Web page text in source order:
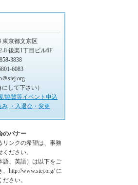
東京都文京区
8 後楽1丁目ビル6F
3838
6083
＠siej.org
にして下さい）
/協賛等イベント申込
み ・入退会・変更
のバナー
リンクの希望は、事務
ださい。
語、英語）は以下をご
http://www.siej.org/ に
さい。